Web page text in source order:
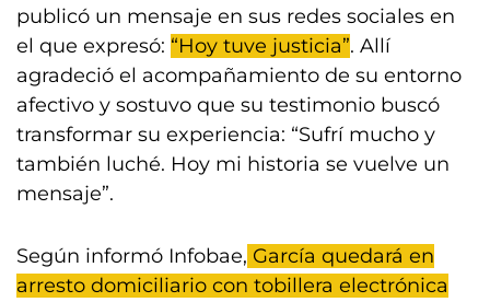
publicó un mensaje en sus redes sociales en
el que expresó: “Hoy tuve justicia”. Allí
agradeció el acompañamiento de su entorno
afectivo y sostuvo que su testimonio buscó
transformar su experiencia: “Sufrí mucho y
también luché. Hoy mi historia se vuelve un
mensaje”.
Según informó Infobae, García quedará en
arresto domiciliario con tobillera electrónica